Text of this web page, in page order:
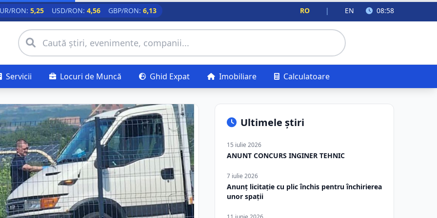
RON: 5,25 USD/RON: 4,56 GBP/RON: 6,13 RO | EN 08:58
Servicii Locuri de Muncă Ghid Expat Imobiliare Calculatoare
Ultimele știri
15 iulie 2026
ANUNT CONCURS INGINER TEHNIC
7 iulie 2026
Anunț licitație cu plic închis pentru închirierea
unor spații